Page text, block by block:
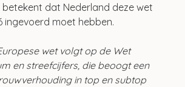
betekent dat Nederland deze wet
ingevoerd moet hebben.
wet volgt op de Wet
en streefcijfers, die beoogt een
in top en subtop